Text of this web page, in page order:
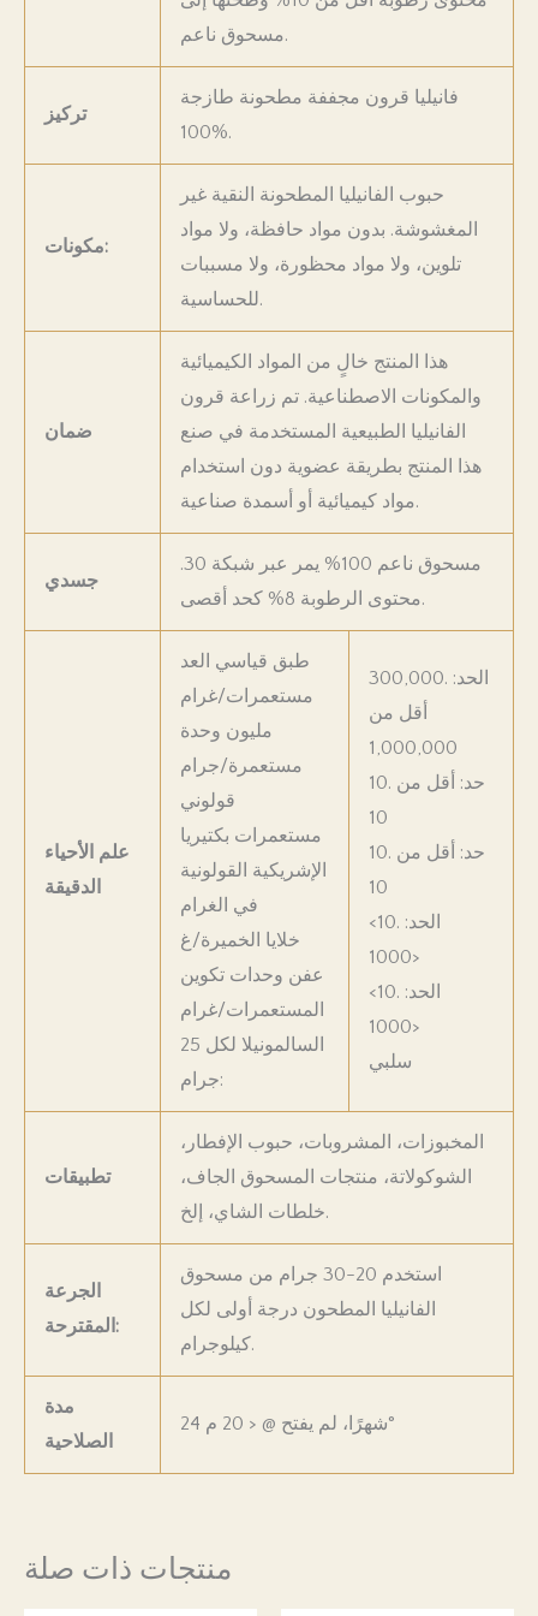
مسحوق ناعم.
تركيز
فانيليا قرون مجففة مطحونة طازجة
100%.
مكونات:
حبوب الفانيليا المطحونة النقية غير
المغشوشة. بدون مواد حافظة، ولا مواد
تلوين، ولا مواد محظورة، ولا مسببات
للحساسية.
ضمان
هذا المنتج خالٍ من المواد الكيميائية
والمكونات الاصطناعية. تم زراعة قرون
الفانيليا الطبيعية المستخدمة في صنع
هذا المنتج بطريقة عضوية دون استخدام
مواد كيميائية أو أسمدة صناعية.
جسدي
مسحوق ناعم 100% يمر عبر شبكة 30.
محتوى الرطوبة 8% كحد أقصى.
علم الأحياء
الدقيقة
طبق قياسي العد
مستعمرات/غرام
مليون وحدة
مستعمرة/جرام
قولوني
مستعمرات بكتيريا
الإشريكية القولونية
في الغرام
خلايا الخميرة/غ
عفن وحدات تكوين
المستعمرات/غرام
السالمونيلا لكل 25
جرام:
300,000. الحد:
أقل من
1,000,000
10. حد: أقل من
10
10. حد: أقل من
10
<10. الحد:
<1000
<10. الحد:
<1000
سلبي
تطبيقات
المخبوزات، المشروبات، حبوب الإفطار،
الشوكولاتة، منتجات المسحوق الجاف،
خلطات الشاي، إلخ.
الجرعة
المقترحة:
استخدم 20-30 جرام من مسحوق
الفانيليا المطحون درجة أولى لكل
كيلوجرام.
مدة
الصلاحية
24 شهرًا، لم يفتح @ <
20 م°
منتجات ذات صلة